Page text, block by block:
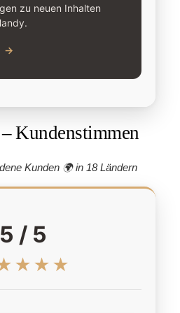
zu neuen Inhalten
→
Kundenstimmen
Kunden 🌍 in 18 Ländern
5 / 5